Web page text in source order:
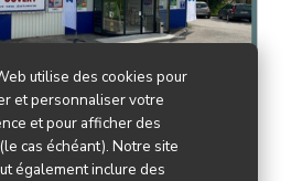
utilise des cookies pour
et personnaliser votre
et pour afficher des
cas échéant). Notre site
également inclure desà Rivery